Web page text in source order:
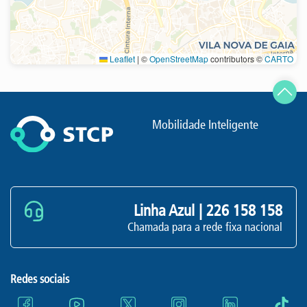
Leaflet | ©OpenStreetMapcontributors ©CARTO
Atualizar
Mobilidade Inteligente
Linha Azul | 226 158 158
Chamada para a rede fixa nacional
Redes sociais